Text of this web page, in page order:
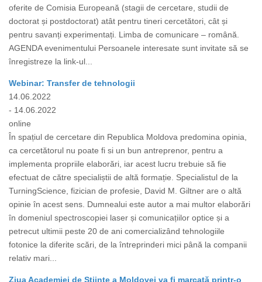
oferite de Comisia Europeană (stagii de cercetare, studii de
doctorat și postdoctorat) atât pentru tineri cercetători, cât și
pentru savanți experimentați. Limba de comunicare – română.
AGENDA evenimentului Persoanele interesate sunt invitate să se
înregistreze la link-ul...
Webinar: Transfer de tehnologii
14.06.2022
- 14.06.2022
online
În spațiul de cercetare din Republica Moldova predomina opinia,
ca cercetătorul nu poate fi si un bun antreprenor, pentru a
implementa propriile elaborări, iar acest lucru trebuie să fie
efectuat de către specialiștii de altă formație. Specialistul de la
TurningScience, fizician de profesie, David M. Giltner are o altă
opinie în acest sens. Dumnealui este autor a mai multor elaborări
în domeniul spectroscopiei laser și comunicațiilor optice și a
petrecut ultimii peste 20 de ani comercializând tehnologiile
fotonice la diferite scări, de la întreprinderi mici până la companii
relativ mari...
Ziua Academiei de Științe a Moldovei va fi marcată printr-o